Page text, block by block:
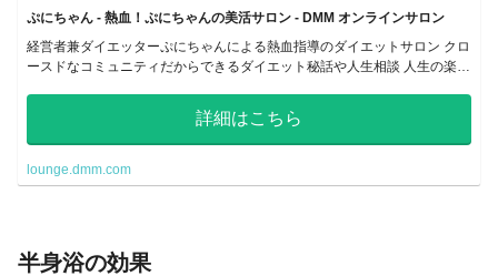
ぷにちゃん - 熱血！ぷにちゃんの美活サロン - DMM オンラインサロン
経営者兼ダイエッターぷにちゃんによる熱血指導のダイエットサロン クロ
ースドなコミュニティだからできるダイエット秘話や人生相談 人生の楽し
詳細はこちら
lounge.dmm.com
半身浴の効果